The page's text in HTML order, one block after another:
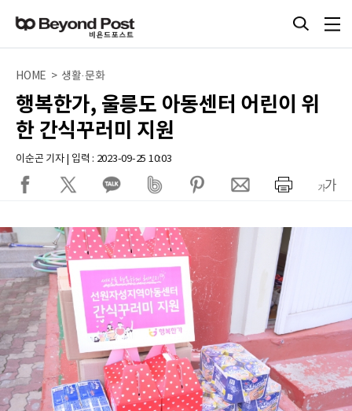
HOME > 생활·문화
행복한가, 울릉도 아동센터 어린이 위
한 간식꾸러미 지원
이순곤 기자 | 입력 : 2023-09-25 10:03